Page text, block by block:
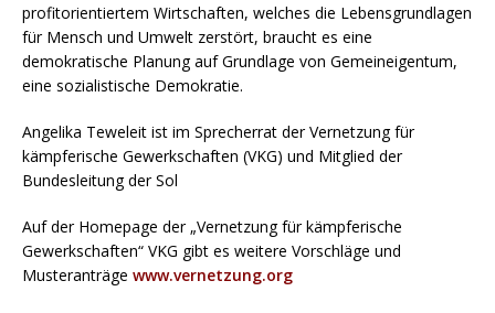
profitorientiertem Wirtschaften, welches die Lebensgrundlagen
für Mensch und Umwelt zerstört, braucht es eine
demokratische Planung auf Grundlage von Gemeineigentum,
eine sozialistische Demokratie.
Angelika Teweleit ist im Sprecherrat der Vernetzung für
kämpferische Gewerkschaften (VKG) und Mitglied der
Bundesleitung der Sol
Auf der Homepage der „Vernetzung für kämpferische
Gewerkschaften“ VKG gibt es weitere Vorschläge und
Musteranträge www.vernetzung.org